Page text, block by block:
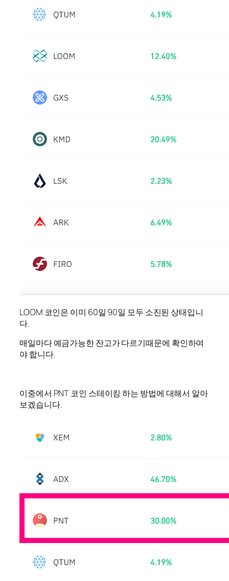
LOOM 코인은 이미 60일 90일 모두 소진된 상태입니
다.
매일마다 예금가능한 잔고가 다르기때문에 확인하여
야 합니다.
이중에서 PNT 코인 스테이킹 하는 방법에 대해서 알아
보겠습니다.